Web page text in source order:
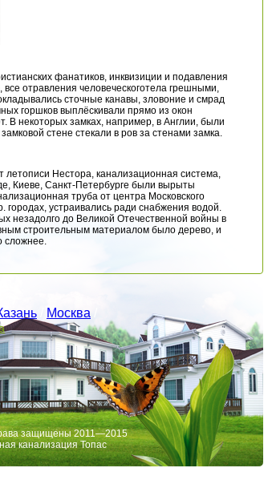
фанатиков, инквизиции и подавления
отравления человеческоготела грешными,
сточные канавы, зловоние и смрад
горшков выплёскивали прямо из окон
В некоторых замках, например, в Англии, были
стене стекали в ров за стенами замка.
летописи Нестора, канализационная система,
Киеве, Санкт-Петербурге были вырыты
труба от центра Московского
устраивались ради снабжения водой.
незадолго до Великой Отечественной войны в
строительным материалом было дерево, и
сложнее.
Москва
защищены 2011—2015
канализация Топас